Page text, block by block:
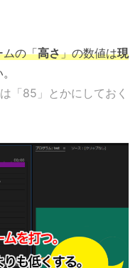
ムの「高さ」の数値は現
「85」とかにしておく